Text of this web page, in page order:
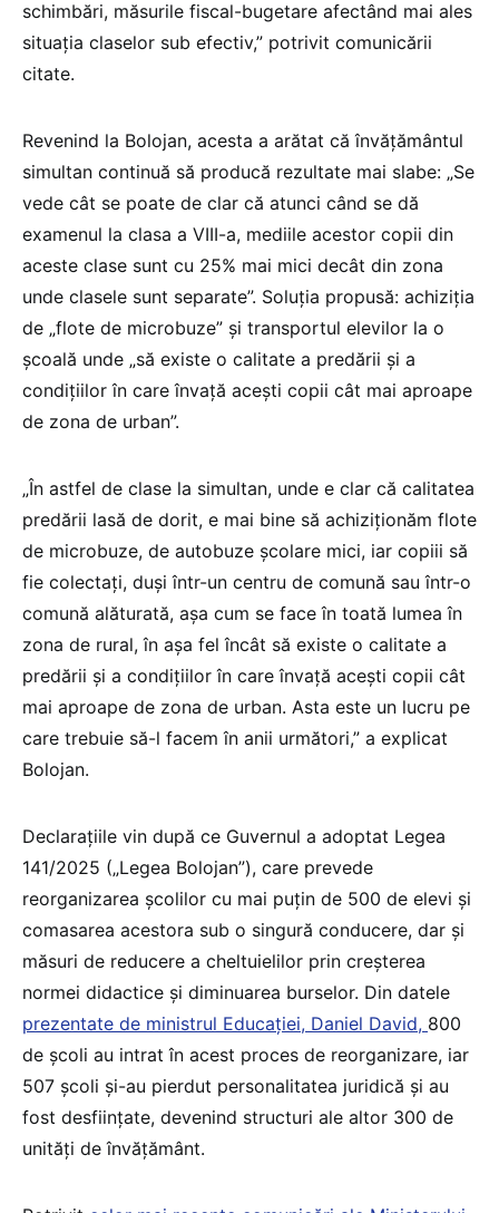
schimbări, măsurile fiscal-bugetare afectând mai ales
situația claselor sub efectiv,” potrivit comunicării
citate.
Revenind la Bolojan, acesta a arătat că învățământul
simultan continuă să producă rezultate mai slabe: „Se
vede cât se poate de clar că atunci când se dă
examenul la clasa a VIII-a, mediile acestor copii din
aceste clase sunt cu 25% mai mici decât din zona
unde clasele sunt separate”. Soluția propusă: achiziția
de „flote de microbuze” și transportul elevilor la o
școală unde „să existe o calitate a predării și a
condițiilor în care învață acești copii cât mai aproape
de zona de urban”.
„În astfel de clase la simultan, unde e clar că calitatea
predării lasă de dorit, e mai bine să achiziționăm flote
de microbuze, de autobuze școlare mici, iar copiii să
fie colectați, duși într-un centru de comună sau într-o
comună alăturată, așa cum se face în toată lumea în
zona de rural, în așa fel încât să existe o calitate a
predării și a condițiilor în care învață acești copii cât
mai aproape de zona de urban. Asta este un lucru pe
care trebuie să-l facem în anii următori,” a explicat
Bolojan.
Declarațiile vin după ce Guvernul a adoptat Legea
141/2025 („Legea Bolojan”), care prevede
reorganizarea școlilor cu mai puțin de 500 de elevi și
comasarea acestora sub o singură conducere, dar și
măsuri de reducere a cheltuielilor prin creșterea
normei didactice și diminuarea burselor. Din datele
prezentate de ministrul Educației, Daniel David, 800
de școli au intrat în acest proces de reorganizare, iar
507 școli și-au pierdut personalitatea juridică și au
fost desființate, devenind structuri ale altor 300 de
unități de învățământ.